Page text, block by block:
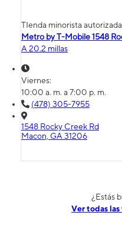
TIenda minorista autorizada
Metro by T-Mobile 1548
A 20.2 millas
Viernes:
10:00 a. m. a 7:00 p. m.
(478) 305-7955
1548 Rocky Creek Rd
Macon, GA 31206
¿Estás
Ver todas